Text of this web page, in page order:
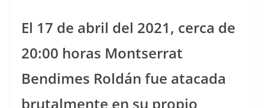
El 17 de abril del 2021, cerca de
20:00 horas Montserrat
Bendimes Roldán fue atacada
brutalmente en su propio